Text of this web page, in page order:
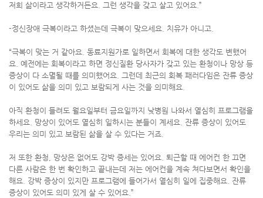
저희 삶이라고 생각하거든요. 그런 생각을 갖고 살고 있어요.”
-정신장애 극복이라고 하셨는데 극복이 맞으세요. 치유가 아니고.
“극복이 맞는 거 같아요. 동료지원가로 일하면서 회복에 대한 생각도 변했어
요. 예전에는 회복이라고 하면 정신질환 당사자가 갖고 있는 환청이나 망상 등
증상이 다 소멸될 때를 의미했어요. 그런데 최근의 회복 패러다임은 잔류 증상
이 있어도 삶을 의미 있고 보람되게 사는 것을 의미해요.
아직 환청이 들려도 월요일부터 금요일까지 낮병원 나와서 열심히 프로그램을
하세요. 망상이 있어도 열심히 일하시는 분들이 계세요. 잔류 증상이 있어도
우리는 의미 있고 보람된 삶을 살 수 있다는 거죠.
저 또한 환청, 망상은 없어도 강박 증세는 있어요. 퇴근할 때 에어컨 한 끄면
다른 사람은 한 번 확인하고 끝내는데 저는 에어컨을 계속 쳐다보면서 확인을
해요. 강박 증상이 있지만 프로그램에 들어가서 열심히 일에 집중해요. 잔류
증상이 있어도 의미 있게 살 수 있어요.”